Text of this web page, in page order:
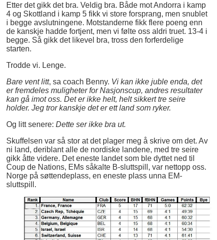
Etter det gikk det bra. Veldig bra. Både mot Andorra i kamp
4 og Skottland i kamp 5 fikk vi store forsprang, men snublet
i begge avslutningene. Motstanderne fikk flere poeng enn
de kanskje hadde fortjent, men vi følte oss aldri truet. 13-4 i
begge. Så gikk det likevel bra, tross den forferdelige
starten.
Trodde vi. Lenge.
Bare vent litt, sa coach Benny. Vi kan ikke juble enda, det
er fremdeles muligheter for Nasjonscup, andres resultater
kan gå imot oss. Det er ikke helt, helt sikkert tre seire
holder. Jeg tror kanskje det er ett land som ryker.
Og litt senere:Dette ser ikke bra ut.
Skuffelsen var så stor at det plager meg å skrive om det. Av
ni land, deriblant alle de nordiske landene, med tre seire
gikk åtte videre. Det eneste landet som ble dyttet ned til
Coup de Nations, EMs såkalte B-sluttspill, var nettopp oss.
Norge på søttendeplass, en eneste plass unna EM-
sluttspill.